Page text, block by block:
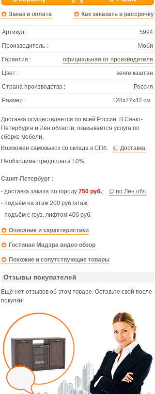
Заказ и оплата Как заказать в рассрочку
Артикул :
5994
Производитель :
Моби
Гарантия :
официальная от производителя
Цвет :
венге каштан
Страна производства :
Россия
Размер :
128х77х42 см
Доставка осуществляется по всей России. В Санкт-
Петербурге и Лен.области, оказывается услуга по
сборке мебели.
Возможен самовывоз со склада в СПб.
Доставка.
Необходима предоплата 10%.
Санкт-Петербург :
- доставка заказа по городу 750 руб.;
по Лен.обл.
- подъём на этаж 200 руб./этаж;
- подъём с груз. лифтом 400 руб.
Описание и характеристики
Гостиная Мадэра видео обзор
Похожие и сопутствующие товары
Отзывы покупателей
Ещё нет отзывов об этом товаре. Оставьте свой после
покупки!